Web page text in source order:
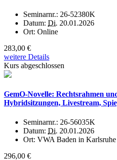
Seminarnr.: 26-52380K
Datum: Di. 20.01.2026
Ort: Online
283,00 €
weitere Details
Kurs abgeschlossen
GemO-Novelle: Rechtsrahmen
Hybridsitzungen, Livestream,
Seminarnr.: 26-56035K
Datum: Di. 20.01.2026
Ort: VWA Baden in Karlsruhe
296,00 €